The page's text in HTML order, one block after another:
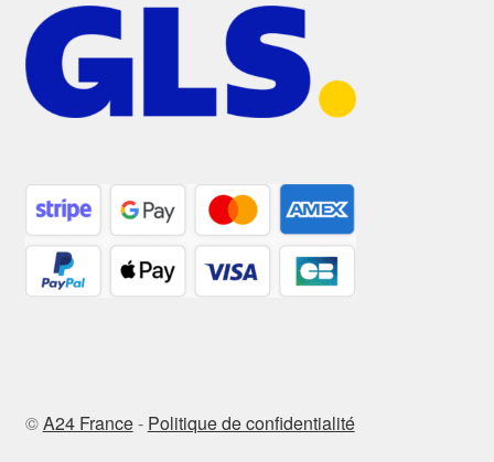
©A24 France- Politique de confidentialité